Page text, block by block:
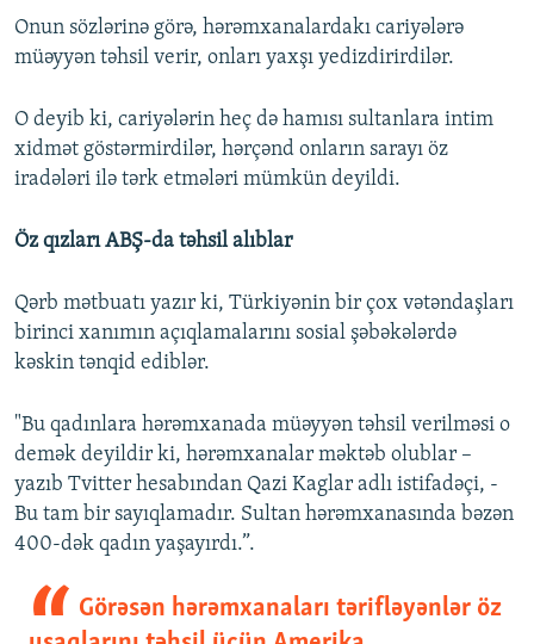
Onun sözlərinə görə, hərəmxanalardakı cariyələrə
müəyyən təhsil verir, onları yaxşı yedizdirirdilər.
O deyib ki, cariyələrin heç də hamısı sultanlara intim
xidmət göstərmirdilər, hərçənd onların sarayı öz
iradələri ilə tərk etmələri mümkün deyildi.
Öz qızları ABŞ-da təhsil alıblar
Qərb mətbuatı yazır ki, Türkiyənin bir çox vətəndaşları
birinci xanımın açıqlamalarını sosial şəbəkələrdə
kəskin tənqid ediblər.
"Bu qadınlara hərəmxanada müəyyən təhsil verilməsi o
demək deyildir ki, hərəmxanalar məktəb olublar –
yazıb Tvitter hesabından Qazi Kaglar adlı istifadəçi, -
Bu tam bir sayıqlamadır. Sultan hərəmxanasında bəzən
400-dək qadın yaşayırdı.”.
Görəsən hərəmxanaları tərifləyənlər öz